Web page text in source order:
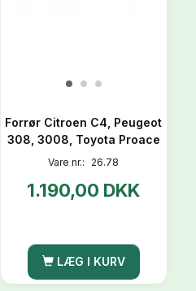
Forrør Citroen C4, Peugeot
308, 3008, Toyota Proace
Vare nr.: 26.78
1.190,00 DKK
LÆG I KURV